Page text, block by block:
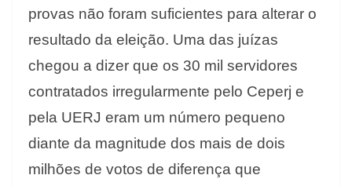
provas não foram suficientes para alterar o
resultado da eleição. Uma das juízas
chegou a dizer que os 30 mil servidores
contratados irregularmente pelo Ceperj e
pela UERJ eram um número pequeno
diante da magnitude dos mais de dois
milhões de votos de diferença que